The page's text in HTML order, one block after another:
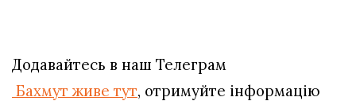
Додавайтесь в наш Телеграм
Бахмут живе тут, отримуйте інформацію